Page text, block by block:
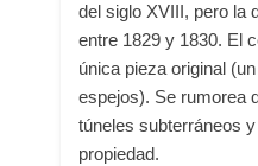
del siglo XVIII, pero la
entre 1829 y 1830. El
única pieza original
espejos). Se rumorea
túneles subterráneos
propiedad.